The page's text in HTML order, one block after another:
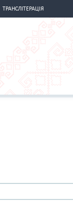
ТРАНСЛІТЕРАЦІЯ